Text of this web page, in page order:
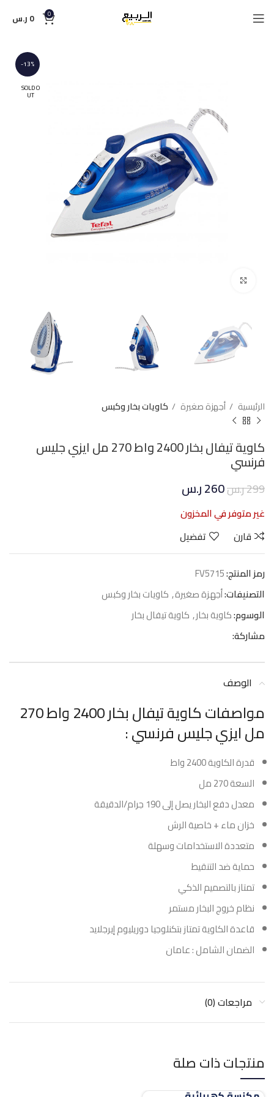
0
0 ر.س
-13%
SOLD O
UT
الرئيسية أجهزة صغيرة كاويات بخار وكبس
كاوية تيفال بخار 2400 واط 270 مل ايزي جليس
فرنسي
299ر.س260ر.س
غير متوفر في المخزون
قارن
تفضيل
رمز المنتج:FV5715
التصنيفات:أجهزة صغيرة, كاويات بخار وكبس
الوسوم:كاوية بخار, كاوية تيفال بخار
مشاركة:
الوصف
مواصفات كاوية تيفال بخار 2400 واط 270
مل ايزي جليس فرنسي :
قدرة الكاوية 2400 واط
السعة 270 مل
معدل دفع البخار يصل إلى 190 جرام/الدقيقة
خزان ماء + خاصية الرش
متعددة الاستخدامات وسهلة
حماية ضد التنقيط
تمتاز بالتصميم الذكي
نظام خروج البخار مستمر
قاعدة الكاوية تمتاز بتكنلوجيا دوريليوم إيرجلايد
الضمان الشامل : عامان
مراجعات (0)
منتجات ذات صلة